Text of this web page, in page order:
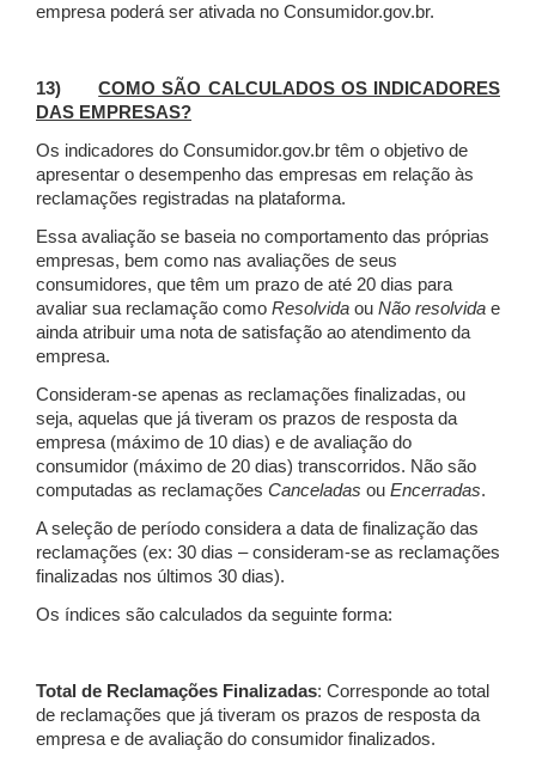
empresa poderá ser ativada no Consumidor.gov.br.
13)COMO SÃO CALCULADOS OS INDICADORES
DAS EMPRESAS?
Os indicadores do Consumidor.gov.br têm o objetivo de
apresentar o desempenho das empresas em relação às
reclamações registradas na plataforma.
Essa avaliação se baseia no comportamento das próprias
empresas, bem como nas avaliações de seus
consumidores, que têm um prazo de até 20 dias para
avaliar sua reclamação como Resolvida ou Não resolvida e
ainda atribuir uma nota de satisfação ao atendimento da
empresa.
Consideram-se apenas as reclamações finalizadas, ou
seja, aquelas que já tiveram os prazos de resposta da
empresa (máximo de 10 dias) e de avaliação do
consumidor (máximo de 20 dias) transcorridos. Não são
computadas as reclamações Canceladas ou Encerradas.
A seleção de período considera a data de finalização das
reclamações (ex: 30 dias – consideram-se as reclamações
finalizadas nos últimos 30 dias).
Os índices são calculados da seguinte forma:
Total de Reclamações Finalizadas: Corresponde ao total
de reclamações que já tiveram os prazos de resposta da
empresa e de avaliação do consumidor finalizados.